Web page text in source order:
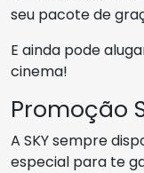
seu pacote de
E ainda pode
cinema!
Promoção
A SKY sempre
especial para te